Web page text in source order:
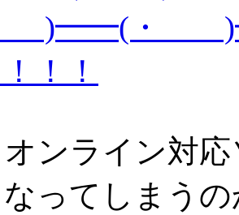
・
！！
オンライン対
ってしまう